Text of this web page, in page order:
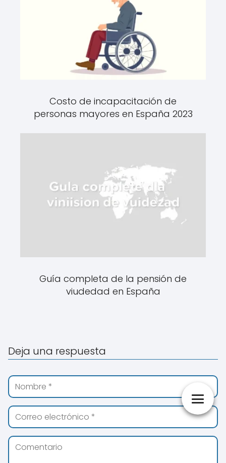
Costo de incapacitación de
personas mayores en España 2023
Guía completa de la pensión de
viudedad en España
Deja una respuesta